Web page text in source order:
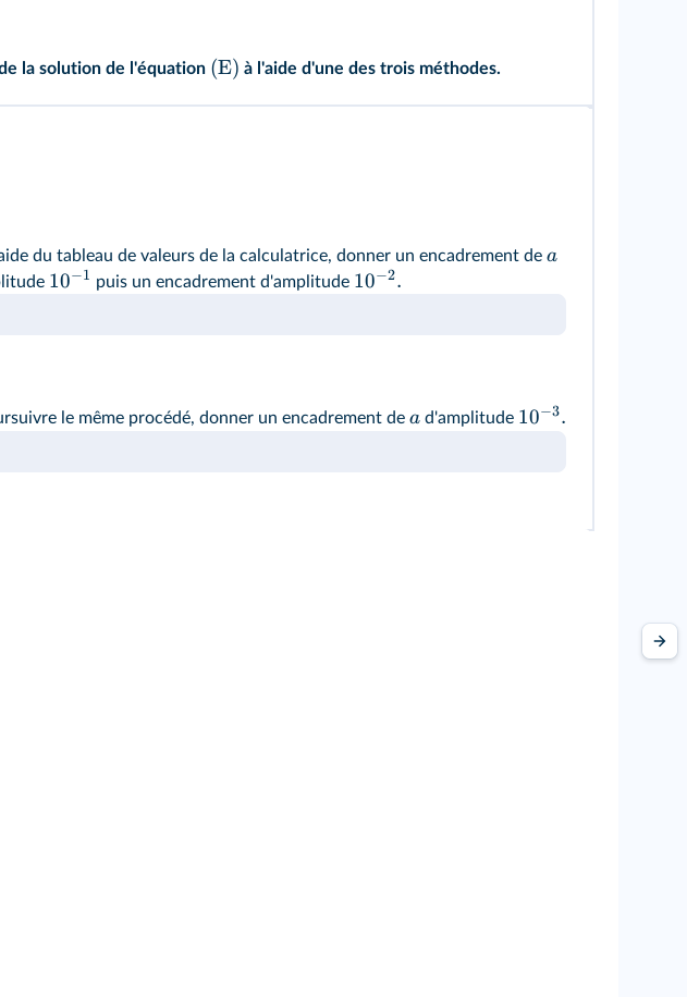
la solution de l'équation (E) à l'aide d'une des trois méthodes.
du tableau de valeurs de la calculatrice, donner un encadrement de a
10−1 puis un encadrement d'amplitude 10−2.
le même procédé, donner un encadrement de a d'amplitude 10−3.